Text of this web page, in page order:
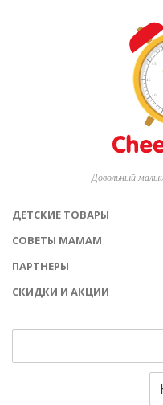
Довольный
ДЕТСКИЕ ТОВАРЫ
СОВЕТЫ МАМАМ
ПАРТНЕРЫ
СКИДКИ И АКЦИИ